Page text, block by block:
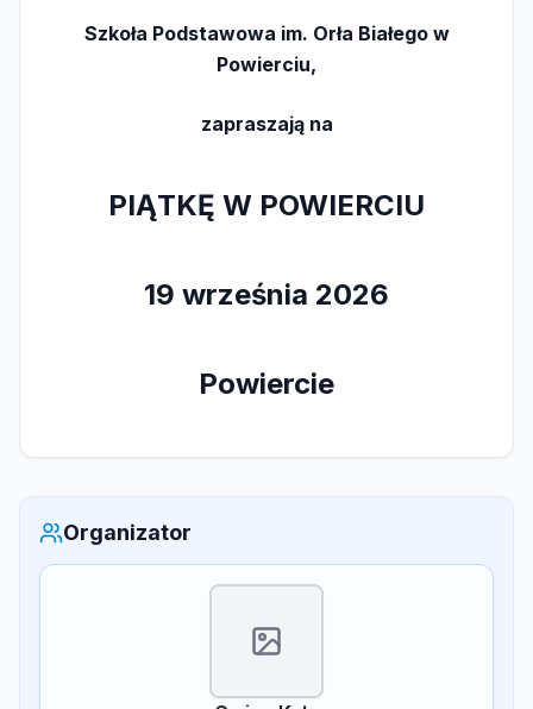
Szkoła Podstawowa im. Orła Białego w
Powierciu,
zapraszają na
PIĄTKĘ W POWIERCIU
19 września 2026
Powiercie
Organizator